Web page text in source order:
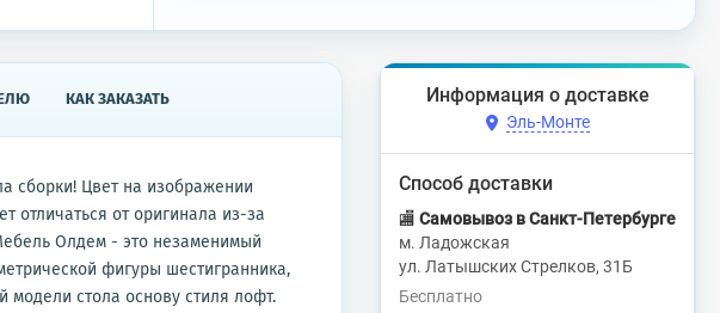
КАК ЗАКАЗАТЬ
сборки! Цвет на‬ ‪изображении
отличаться от‬ ‪оригинала из-за
Олдем‬ ‪- это незаменимый
фигуры шестигранника,
модели стола основу стиля лофт.
Информация о доставке
Эль-Монте
Способ доставки
🏬 Самовывоз в Санкт-Петербурге
м. Ладожская
ул. Латышских Стрелков, 31Б
Бесплатно